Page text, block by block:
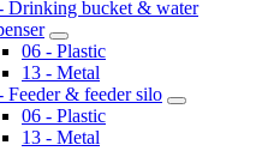
Drinking bucket & water
06 - Plastic
13 - Metal
Feeder & feeder silo
06 - Plastic
13 - Metal